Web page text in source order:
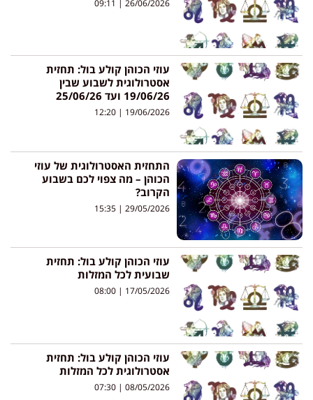
26/06/2026
עוזי הכוהן קולע בול: תחזית
אסטרולוגית לשבוע שבין
19/06/26 ועד 25/06/26
19/06/2026
התחזית האסטרולוגית של עוזי
הכוהן – מה צפוי לכם בשבוע
הקרוב?
29/05/2026
עוזי הכוהן קולע בול: תחזית
שבועית לכל המזלות
17/05/2026
עוזי הכוהן קולע בול: תחזית
אסטרולוגית לכל המזלות
08/05/2026